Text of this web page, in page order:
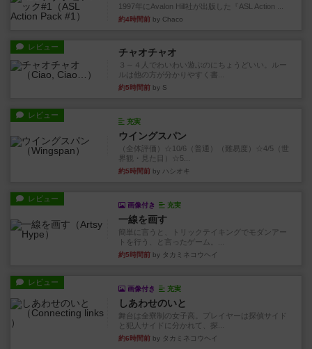
1997年にAvalon Hill社が出版した『ASL Action ...
約4時間前 by Chaco
レビュー チャオチャオ
３～４人でわいわい遊ぶのにちょうどいい。ルー
ルは他の方が分かりやすく書...
約5時間前 by S
レビュー
充実
ウイングスパン
（全体評価）☆10/6（普通）（難易度）☆4/5（世
界観・見た目）☆5...
約5時間前 by ハシオキ
レビュー
画像付き 充実
一線を画す
簡単に言うと、トリックテイキングでモダンアー
トを行う、と言ったゲーム。...
約5時間前 by タカミネコウヘイ
レビュー
画像付き 充実
しあわせのいと
舞台は全寮制の女子高。プレイヤーは探偵サイド
と犯人サイドに分かれて、探...
約6時間前 by タカミネコウヘイ